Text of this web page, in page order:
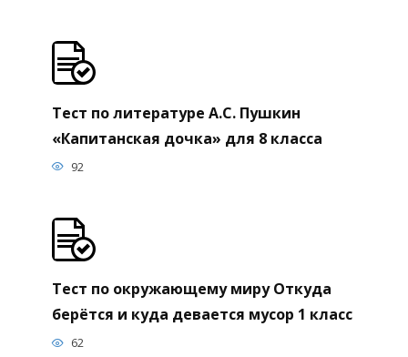
Тест по литературе А.С. Пушкин
«Капитанская дочка» для 8 класса
92
Тест по окружающему миру Откуда
берётся и куда девается мусор 1 класс
62